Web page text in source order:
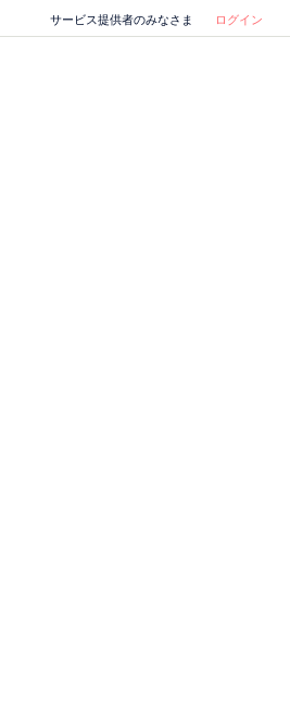
サービス提供者のみなさま ログイン